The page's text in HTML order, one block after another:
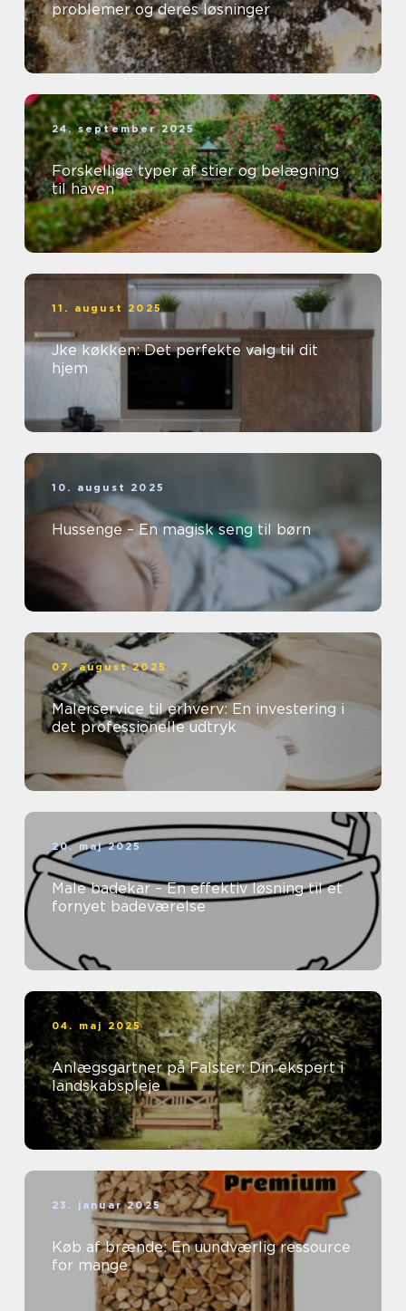
problemer og deres løsninger
24. september 2025
Forskellige typer af stier og belægning
til haven
11. august 2025
Jke køkken: Det perfekte valg til dit
hjem
10. august 2025
Hussenge – En magisk seng til børn
07. august 2025
Malerservice til erhverv: En investering i
det professionelle udtryk
20. maj 2025
Male badekar – En effektiv løsning til et
fornyet badeværelse
04. maj 2025
Anlægsgartner på Falster: Din ekspert i
landskabspleje
23. januar 2025
Køb af brænde: En uundværlig ressource
for mange